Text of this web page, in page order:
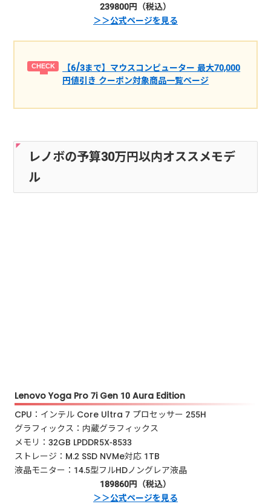
239800円（税込）
＞＞公式ページを見る
【6/3まで】マウスコンピューター 最大70,000
円値引き クーポン対象商品一覧ページ
レノボの予算30万円以内オススメモデ
ル
Lenovo Yoga Pro 7i Gen 10 Aura Edition
CPU：インテル Core Ultra 7 プロセッサー 255H
グラフィックス：内蔵グラフィックス
メモリ：32GB LPDDR5X-8533
ストレージ：M.2 SSD NVMe対応 1TB
液晶モニター：14.5型フルHDノングレア液晶
189860円（税込）
＞＞公式ページを見る